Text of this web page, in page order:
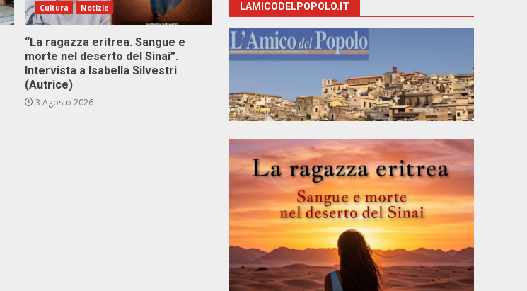
Cultura Notizie
“La ragazza eritrea. Sangue e
morte nel deserto del Sinai”.
Intervista a Isabella Silvestri
(Autrice)
3 Agosto 2026
LAMICODELPOPOLO.IT